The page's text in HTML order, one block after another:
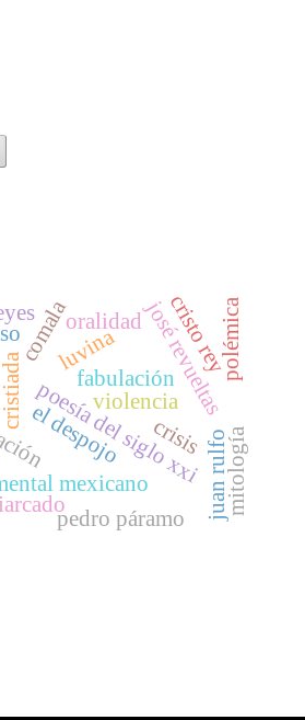
poesía del siglo xxi
cristiada
luvina
oralidad
violencia
mexicano
josé revueltas
el despojo juan rulfo
cristo rey
fabulación
comala
pedro páramo
mitología
polémica
crisis